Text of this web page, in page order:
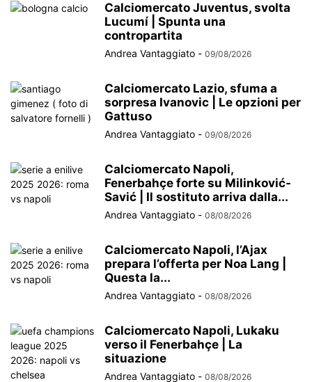
Calciomercato Juventus, svolta
Lucumí | Spunta una
contropartita
Andrea Vantaggiato - 09/08/2026
Calciomercato Lazio, sfuma a
sorpresa Ivanovic | Le opzioni per
Gattuso
Andrea Vantaggiato - 09/08/2026
Calciomercato Napoli,
Fenerbahçe forte su Milinković-
Savić | Il sostituto arriva dalla...
Andrea Vantaggiato - 08/08/2026
Calciomercato Napoli, l’Ajax
prepara l’offerta per Noa Lang |
Questa la...
Andrea Vantaggiato - 08/08/2026
Calciomercato Napoli, Lukaku
verso il Fenerbahçe | La
situazione
Andrea Vantaggiato - 08/08/2026